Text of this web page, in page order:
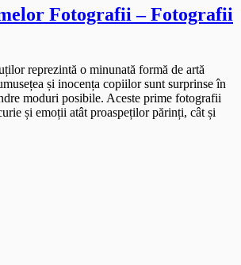
Fotografii – Fotografii
reprezintă o minunată formă de artă
și inocența copiilor sunt surprinse în
moduri posibile. Aceste prime fotografii
și emoții atât proaspeților părinți, cât și